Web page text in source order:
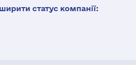
статус компанії: